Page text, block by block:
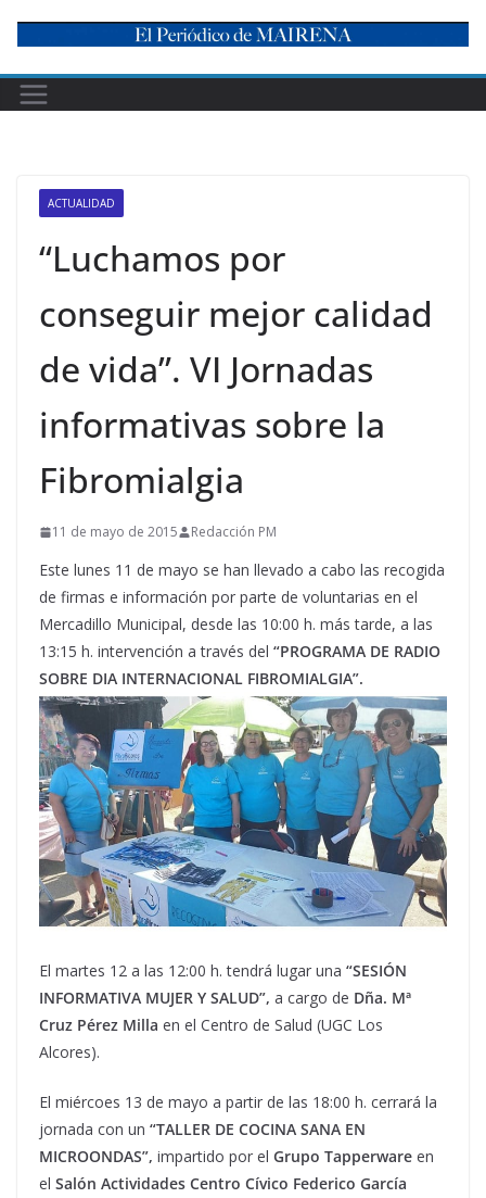
content
ACTUALIDAD
“Luchamos por
conseguir mejor calidad
de vida”. VI Jornadas
informativas sobre la
Fibromialgia
11 de mayo de 2015 Redacción PM
Este lunes 11 de mayo se han llevado a cabo las recogida
de firmas e información por parte de voluntarias en el
Mercadillo Municipal, desde las 10:00 h. más tarde, a las
13:15 h. intervención a través del “PROGRAMA DE RADIO
SOBRE DIA INTERNACIONAL FIBROMIALGIA”.
El martes 12 a las 12:00 h. tendrá lugar una “SESIÓN
INFORMATIVA MUJER Y SALUD”, a cargo de Dña. Mª
Cruz Pérez Milla en el Centro de Salud (UGC Los
Alcores).
El miércoes 13 de mayo a partir de las 18:00 h. cerrará la
jornada con un “TALLER DE COCINA SANA EN
MICROONDAS”, impartido por el Grupo Tapperware en
el Salón Actividades Centro Cívico Federico García